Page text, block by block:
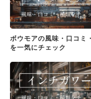
ボウモアの風味・口コミ
を一気にチェック